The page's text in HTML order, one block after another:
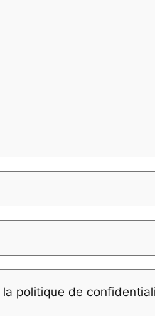
la politique de